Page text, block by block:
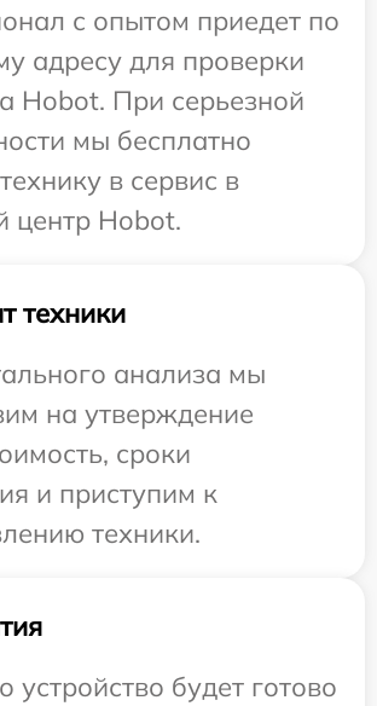
с опытом приедет по
адресу для проверки
Hobot. При серьезной
мы бесплатно
в сервис в
центр Hobot.
техники
анализа мы
на утверждение
сроки
и приступим к
техники.
устройство будет готово